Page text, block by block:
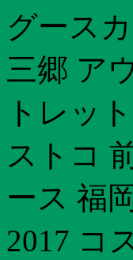
グース
三郷 ア
トレッ
ストコ
ース 福
2017 コ